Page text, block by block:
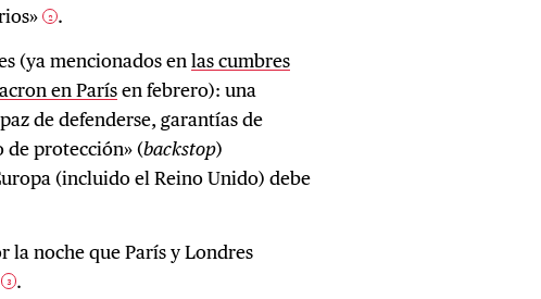
2 .
(ya mencionados en las cumbres
en Parísen febrero): una
de defenderse, garantías de
de protección» (backstop)
(incluido el Reino Unido) debe
la noche que París y Londres
3 .